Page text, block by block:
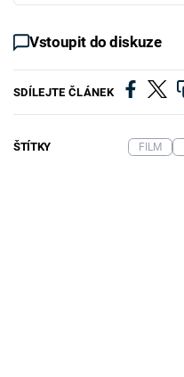
Vstoupit do diskuze
SDÍLEJTE ČLÁNEK
ŠTÍTKY FILM